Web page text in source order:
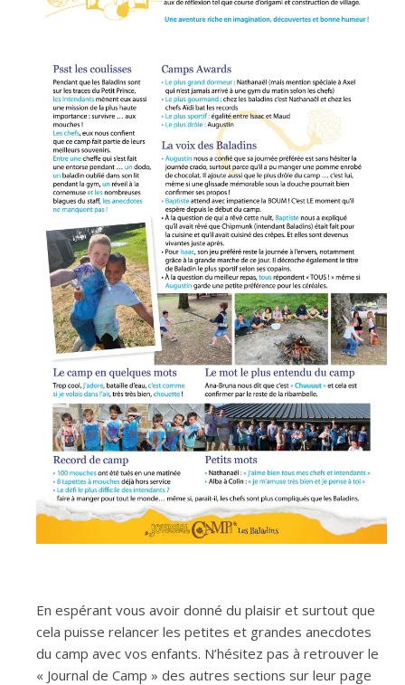
En espérant vous avoir donné du plaisir et surtout que
cela puisse relancer les petites et grandes anecdotes
du camp avec vos enfants. N’hésitez pas à retrouver le
« Journal de Camp » des autres sections sur leur page